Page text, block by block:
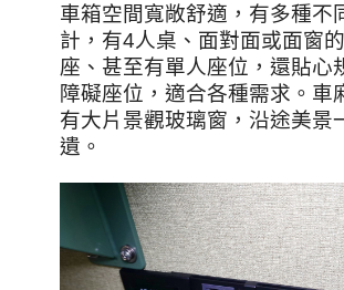
車箱空間寬敞舒適，有多種不
計，有4人桌、面對面或面窗
座、甚至有單人座位，還貼心
障礙座位，適合各種需求。車
有大片景觀玻璃窗，沿途美景
遺。